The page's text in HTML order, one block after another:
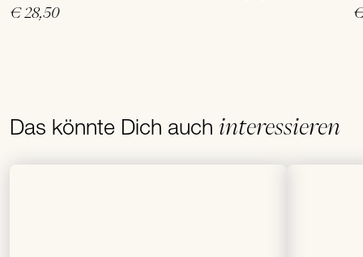
Pflegeerlebnis macht. Wertvolle Lipide und pflegende Aktivstoffe verwöhnen die
Haut ...
€ 28,50
Das könnte Dich auchinteressieren